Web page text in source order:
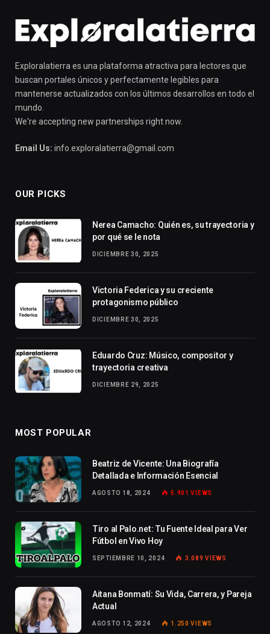
Exploralatierra es una plataforma atractiva para lectores que
buscan portales únicos y perfectamente legibles para
mantenerse actualizados con los últimos desarrollos en todo el
mundo.
We're accepting new partnerships right now.
Email Us: info.exploralatierra@gmail.com
OUR PICKS
Nerea Camacho: Quién es, su trayectoria y
por qué se le nota
DICIEMBRE 30, 2025
Victoria Federica y su creciente
protagonismo público
DICIEMBRE 30, 2025
Eduardo Cruz: Músico, compositor y
trayectoria creativa
DICIEMBRE 29, 2025
MOST POPULAR
Beatriz de Vicente: Una Biografía
Detallada e Información Esencial
AGOSTO 18, 2024 5.901VIEWS
Tiro al Palo.net: Tu Fuente Ideal para Ver
Fútbol en Vivo Hoy
SEPTIEMBRE 10, 2024 3.089VIEWS
Aitana Bonmatí: Su Vida, Carrera, y Pareja
Actual
AGOSTO 12, 2024 1.250VIEWS